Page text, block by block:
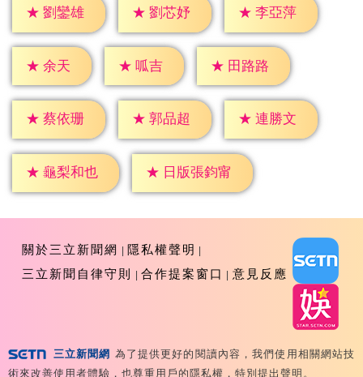
★ 劉鑾雄 ★ 劉芯妤 ★ 李亞萍
★ 余天 ★ 呱吉 ★ 田路路
★ 蔡依珊 ★ 郭品超 ★ 連勝文
★ 龜梨和也 ★ 日版張鈞甯
關於三立新聞網
隱私權聲明
三立新聞自律守則
合作提案窗口 意見反應
Copyright ©2026 Sanlih E-Television All Rights
三立新聞網 為了提供更好的閱讀內容，我們使用相關網站技
術來改善使用者體驗，也尊重用戶的隱私權，特別提出聲明。